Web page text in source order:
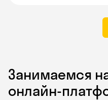
Занимаемся
онлайн-